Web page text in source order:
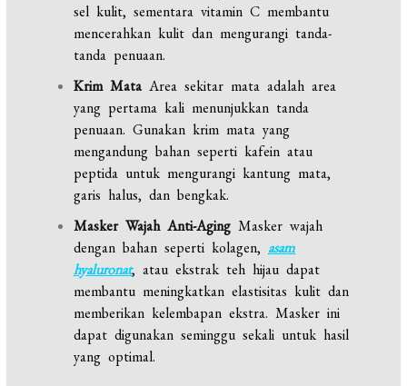
sel kulit, sementara vitamin C membantu
mencerahkan kulit dan mengurangi tanda-
tanda penuaan.
Krim MataArea sekitar mata adalah area
yang pertama kali menunjukkan tanda
penuaan. Gunakan krim mata yang
mengandung bahan seperti kafein atau
peptida untuk mengurangi kantung mata,
garis halus, dan bengkak.
Masker Wajah Anti-Aging Masker wajah
dengan bahan seperti kolagen, asam
hyaluronat, atau ekstrak teh hijau dapat
membantu meningkatkan elastisitas kulit dan
memberikan kelembapan ekstra. Masker ini
dapat digunakan seminggu sekali untuk hasil
yang optimal.